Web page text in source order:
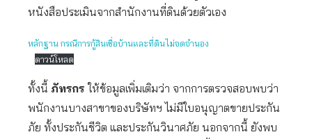
หนังสือประเมินจากสำนักงานที่ดินด้วยตัวเอง
หลักฐาน กรณีการกู้สินเชื่อบ้านและที่ดินไม่จดจำนอง
ดาวน์โหลด
ทั้งนี้ ภัทรกรให้ข้อมูลเพิ่มเติมว่า จากการตรวจสอบพบว่า
พนักงานบางสาขาของบริษัทฯ ไม่มีใบอนุญาตขายประกัน
ภัย ทั้งประกันชีวิต และประกันวินาศภัย นอกจากนี้ ยังพบ